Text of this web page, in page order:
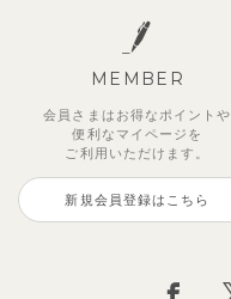
MEMBER
会員さまはお得なポイントや
便利な マイページを
ご利用いただけます。
新規会員登録はこちら